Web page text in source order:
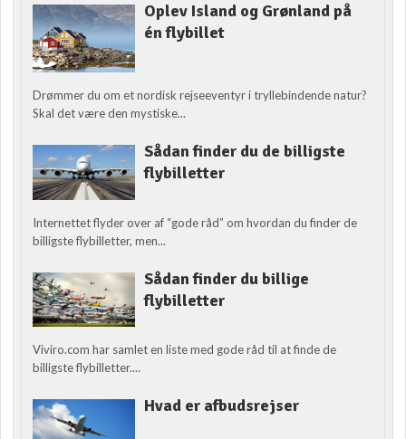
Oplev Island og Grønland på
én flybillet
Drømmer du om et nordisk rejseeventyr i tryllebindende natur?
Skal det være den mystiske...
Sådan finder du de billigste
flybilletter
Internettet flyder over af “gode råd” om hvordan du finder de
billigste flybilletter, men...
Sådan finder du billige
flybilletter
Viviro.com har samlet en liste med gode råd til at finde de
billigste flybilletter....
Hvad er afbudsrejser